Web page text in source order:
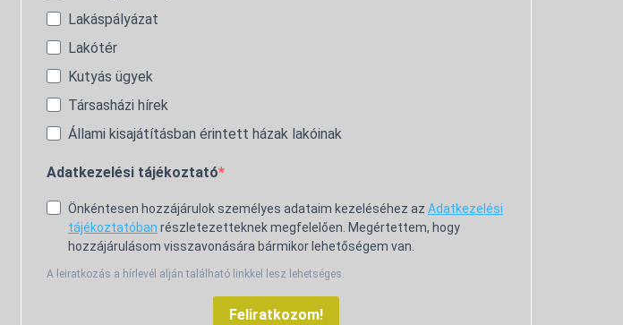
Lakáspályázat
Lakótér
Kutyás ügyek
Társasházi hírek
Állami kisajátításban érintett házak lakóinak
Adatkezelési tájékoztató
Önkéntesen hozzájárulok személyes adataim kezeléséhez az Adatkezelési
tájékoztatóban részletezetteknek megfelelően. Megértettem, hogy
hozzájárulásom visszavonására bármikor lehetőségem van.
A leiratkozás a hírlevél alján található linkkel lesz lehetséges.
Feliratkozom!